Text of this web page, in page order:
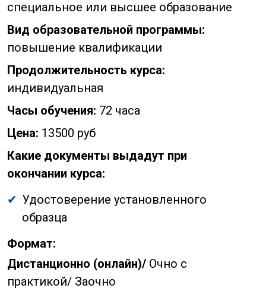
специальное или высшее образование
Вид образовательной программы:
повышение квалификации
Продолжительность курса:
индивидуальная
Часы обучения: 72 часа
Цена: 13500 руб
Какие документы выдадут при
окончании курса:
Удостоверение установленного
образца
Формат:
Дистанционно (онлайн)/ Очно с
практикой/ Заочно